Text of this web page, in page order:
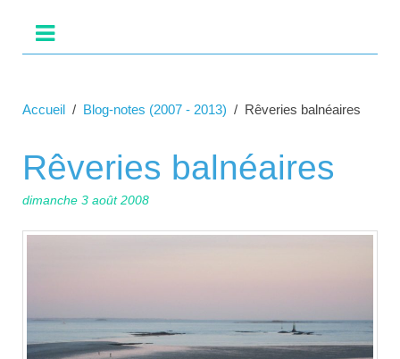
Accueil Blog-notes (2007 - 2013) Rêveries balnéaires
Rêveries balnéaires
dimanche 3 août 2008